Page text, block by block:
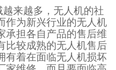
来越多，无人机的社
作为新兴行业的无人机
承担各自产品的售后维
比较成熟的无人机售后
有着在面临无人机损坏